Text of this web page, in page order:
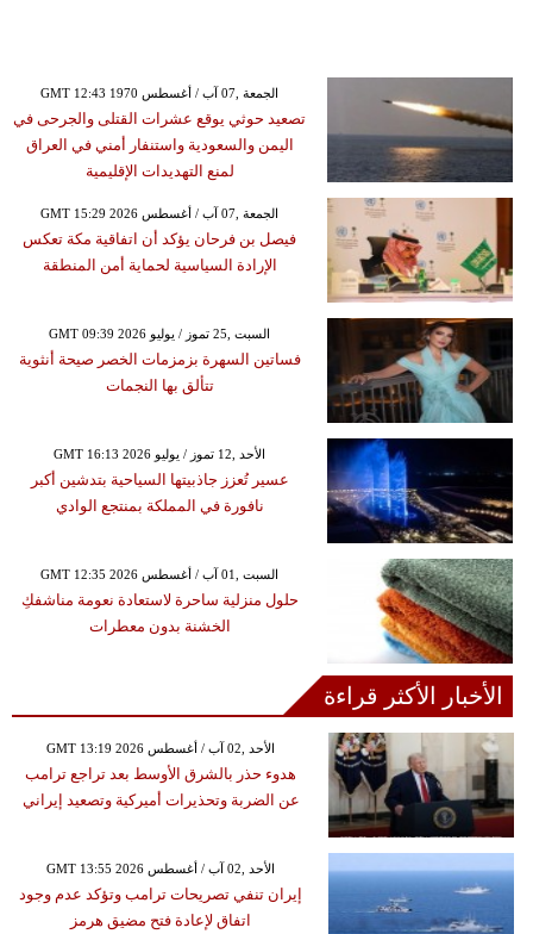
GMT 12:43 1970 الجمعة ,07 آب / أغسطس
تصعيد حوثي يوقع عشرات القتلى والجرحى في
اليمن والسعودية واستنفار أمني في العراق
لمنع التهديدات الإقليمية
GMT 15:29 2026 الجمعة ,07 آب / أغسطس
فيصل بن فرحان يؤكد أن اتفاقية مكة تعكس
الإرادة السياسية لحماية أمن المنطقة
GMT 09:39 2026 السبت ,25 تموز / يوليو
فساتين السهرة بزمزمات الخصر صيحة أنثوية
تتألق بها النجمات
GMT 16:13 2026 الأحد ,12 تموز / يوليو
عسير تُعزز جاذبيتها السياحية بتدشين أكبر
نافورة في المملكة بمنتجع الوادي
GMT 12:35 2026 السبت ,01 آب / أغسطس
حلول منزلية ساحرة لاستعادة نعومة مناشفكِ
الخشنة بدون معطرات
الأخبار الأكثر قراءة
GMT 13:19 2026 الأحد ,02 آب / أغسطس
هدوء حذر بالشرق الأوسط بعد تراجع ترامب
عن الضربة وتحذيرات أميركية وتصعيد إيراني
GMT 13:55 2026 الأحد ,02 آب / أغسطس
إيران تنفي تصريحات ترامب وتؤكد عدم وجود
اتفاق لإعادة فتح مضيق هرمز